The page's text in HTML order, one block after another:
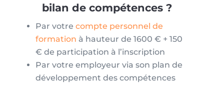
bilan de compétences ?
Par votre compte personnel de
formation à hauteur de 1600 € + 150
€ de participation à l’inscription
Par votre employeur via son plan de
développement des compétences